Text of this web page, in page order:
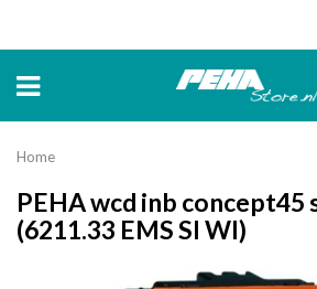
Home
PEHA wcd inb concept45
(6211.33 EMS SI WI)